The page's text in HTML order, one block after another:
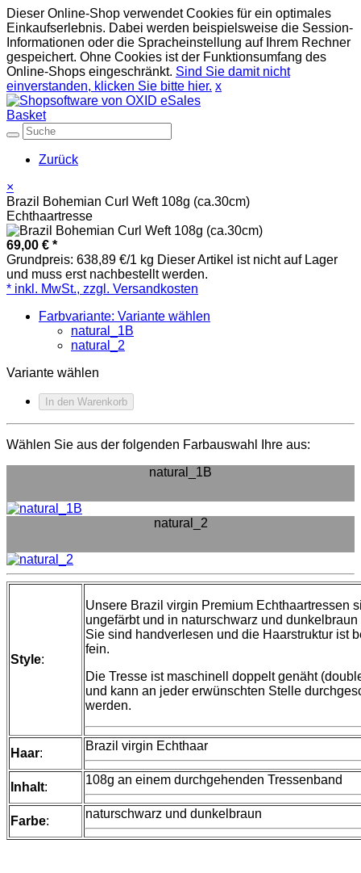
Dieser Online-Shop verwendet Cookies für ein optimales
Einkaufserlebnis. Dabei werden beispielsweise die Session-
Informationen oder die Spracheinstellung auf Ihrem Rechner
gespeichert. Ohne Cookies ist der Funktionsumfang des
Online-Shops eingeschränkt. Sind Sie damit nicht
einverstanden, klicken Sie bitte hier. x
Basket
Zurück
×
Brazil Bohemian Curl Weft 108g (ca.30cm)
Echthaartresse
69,00 € *
Grundpreis: 638,89 €/1 kg Dieser Artikel ist nicht auf Lager
und muss erst nachbestellt werden.
* inkl. MwSt., zzgl. Versandkosten
Farbvariante: Variante wählen
natural_1B
natural_2
Variante wählen
In den Warenkorb
Wählen Sie aus der folgenden Farbauswahl Ihre aus:
natural_1B
natural_2
Style:
Unsere Brazil virgin Premium Echthaartressen
ungefärbt und in naturschwarz und dunkelbraun
Sie sind handverlesen und die Haarstruktur ist
fein.
Die Tresse ist maschinell doppelt genäht
und kann an jeder erwünschten Stelle
werden.
Haar:
Brazil virgin Echthaar
Inhalt:
108g an einem durchgehenden Tressenband
Farbe:
naturschwarz und dunkelbraun